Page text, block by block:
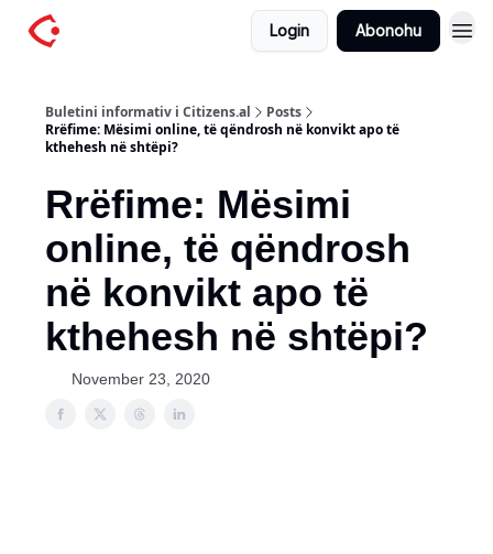
Login Abonohu
Buletini informativ i Citizens.al
Posts
Rrëfime: Mësimi online, të qëndrosh në konvikt apo të
kthehesh në shtëpi?
Rrëfime: Mësimi
online, të qëndrosh
në konvikt apo të
kthehesh në shtëpi?
November 23, 2020